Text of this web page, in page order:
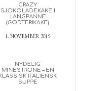
CRAZY
SJOKOLADEKAKE I
LANGPANNE
(GODTERIKAKE)
1. NOVEMBER 2019
NYDELIG
MINESTRONE – EN
ITALIENSK
SUPPE